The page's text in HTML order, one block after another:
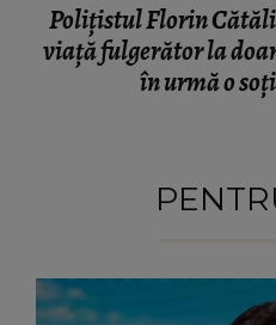
Polițistul Florin
viață fulgerător la
în urmă o